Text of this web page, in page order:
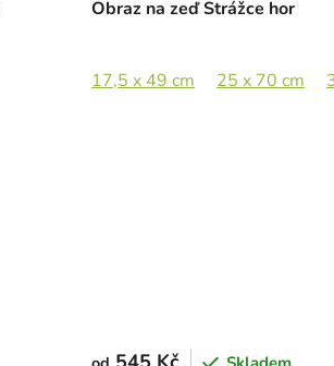
Obraz na zeď Strážce hor
17,5 x 49 cm 25 x 70 cm